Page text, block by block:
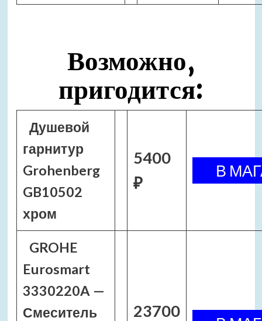
Возможно,
пригодится:
Душевой
гарнитур
Grohenberg
GB10502
хром
5400
₽
GROHE
Eurosmart
3330220A —
Смеситель
23700